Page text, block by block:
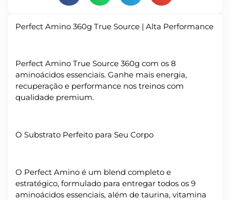
Perfect Amino 360g True Source | Alta Performance
Perfect Amino True Source 360g com os 8
aminoácidos essenciais. Ganhe mais energia,
recuperação e performance nos treinos com
qualidade premium.
O Substrato Perfeito para Seu Corpo
O Perfect Amino é um blend completo e
estratégico, formulado para entregar todos os 9
aminoácidos essenciais, além de taurina, vitamina